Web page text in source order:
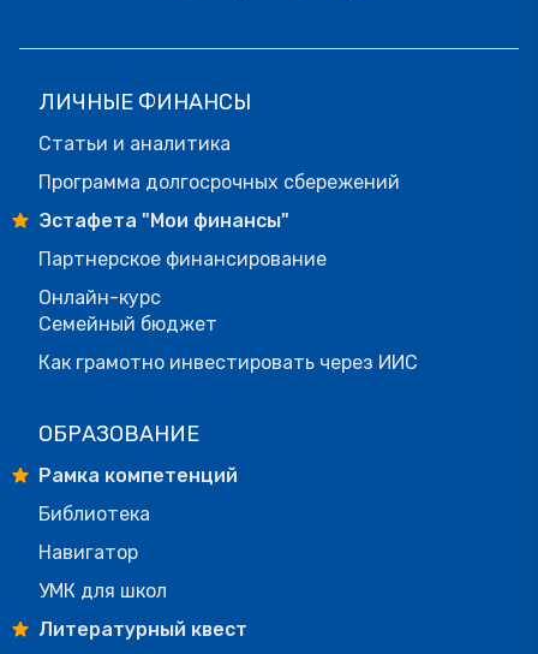
ЛИЧНЫЕ ФИНАНСЫ
Статьи и аналитика
Программа долгосрочных сбережений
Эстафета "Мои финансы"
Партнерское финансирование
Онлайн-курс
Семейный бюджет
Как грамотно инвестировать через ИИС
ОБРАЗОВАНИЕ
Рамка компетенций
Библиотека
Навигатор
УМК для школ
Литературный квест